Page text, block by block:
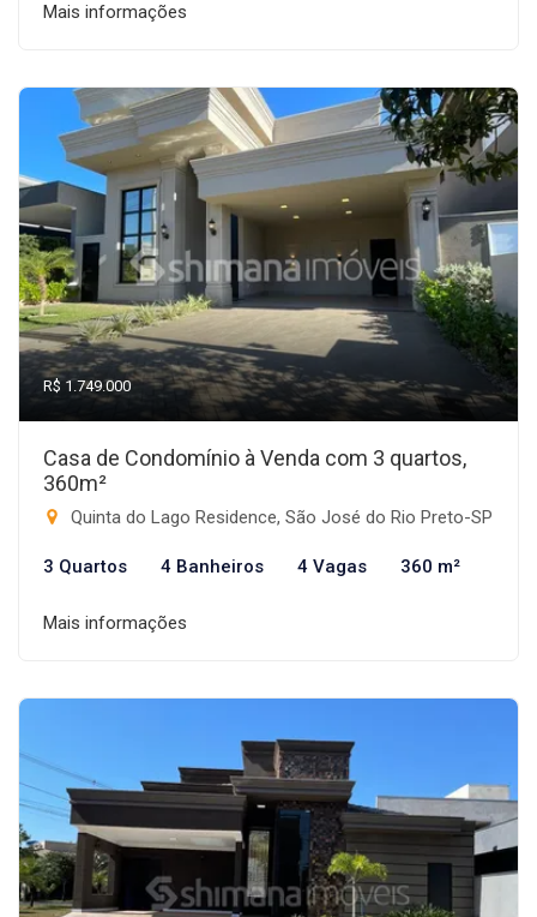
Mais informações
R$ 1.749.000
Casa de Condomínio à Venda com 3 quartos,
360m²
Quinta do Lago Residence, São José do Rio Preto-SP
3 Quartos 4 Banheiros 4 Vagas 360 m²
Mais informações